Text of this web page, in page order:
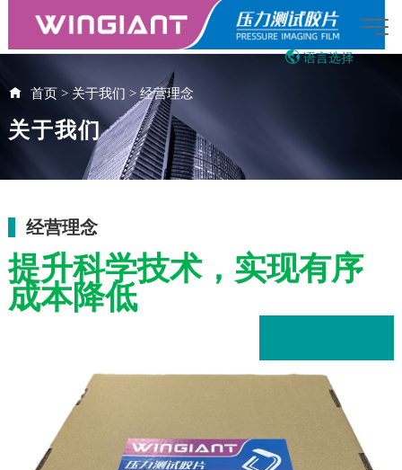
语言选择
首页> 关于我们 > 经营理念
关于我们
经营理念
提升科学技术，实现有序
成本降低
AI智能助手 18:41:30
您好，我是智能助手LOADFILM，很高兴为
常见问题
1.压敏纸是什么
2.LOADFILM产品示意
4.我们的工作时间